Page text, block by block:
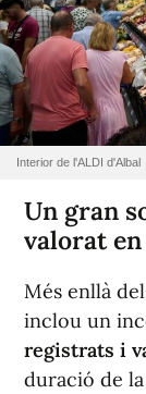
Interior de l'ALDI d'Albal
Un gran
valorat
Més enllà
inclou un
registrats i
duració de